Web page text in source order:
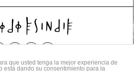
los derechos reservados.
que usted tenga la mejor experiencia de
está dando su consentimiento para la